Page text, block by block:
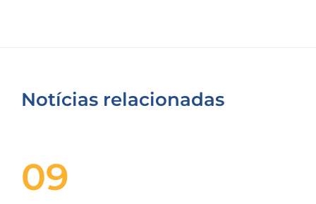
Notícias relacionadas
09